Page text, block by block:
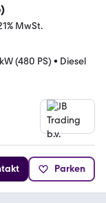
MwSt.
(480 PS) • Diesel
Parken